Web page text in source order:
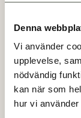
Denna
Vi använder
upplevelse,
nödvändig
kan när som
hur vi
En viktig
tillföra
Stadens
långsiktiga
projektet